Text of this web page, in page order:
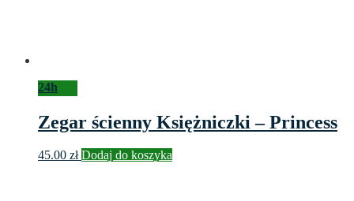
24h
Zegar ścienny Księżniczki – Princess
45.00 zł Dodaj do koszyka